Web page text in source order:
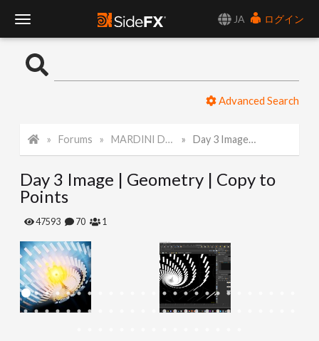
JA
ログイン
o
l
e
N
a
Advanced Search
Forums MARDINI Daily Art Challenge 2022 Day 3 Image | Geometry | Copy to Points
Day 3 Image | Geometry | Copy to
Points
47593 70 1